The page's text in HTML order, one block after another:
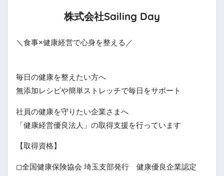
株式会社Sailing Day
＼食事×健康経営で心身を整える／
毎日の健康を整えたい方へ
無添加レシピや簡単ストレッチで毎日をサポート
社員の健康を守りたい企業さまへ
「健康経営優良法人」の取得支援を行っています
【取得資格】
◻全国健康保険協会 埼玉支部発行 健康優良企業認定